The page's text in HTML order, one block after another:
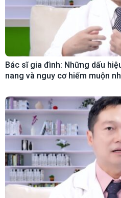
Bác sĩ gia đình: Những dấu
nang và nguy cơ hiếm muộn